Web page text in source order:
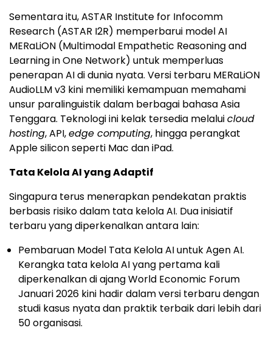
Sementara itu, ASTAR Institute for Infocomm
Research (ASTAR I2R) memperbarui model AI
MERaLiON (Multimodal Empathetic Reasoning and
Learning in One Network) untuk memperluas
penerapan AI di dunia nyata. Versi terbaru MERaLiON
AudioLLM v3 kini memiliki kemampuan memahami
unsur paralinguistik dalam berbagai bahasa Asia
Tenggara. Teknologi ini kelak tersedia melaluicloud
hosting, API,edge computing, hingga perangkat
Apple silicon seperti Mac dan iPad.
Tata Kelola AI yang Adaptif
Singapura terus menerapkan pendekatan praktis
berbasis risiko dalam tata kelola AI. Dua inisiatif
terbaru yang diperkenalkan antara lain:
Pembaruan Model Tata Kelola AI untuk Agen AI.
Kerangka tata kelola AI yang pertama kali
diperkenalkan di ajang World Economic Forum
Januari 2026 kini hadir dalam versi terbaru dengan
studi kasus nyata dan praktik terbaik dari lebih dari
50 organisasi.